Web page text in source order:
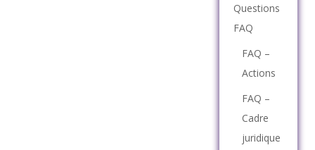
Questions
FAQ
FAQ –
Actions
FAQ –
Cadre
juridique